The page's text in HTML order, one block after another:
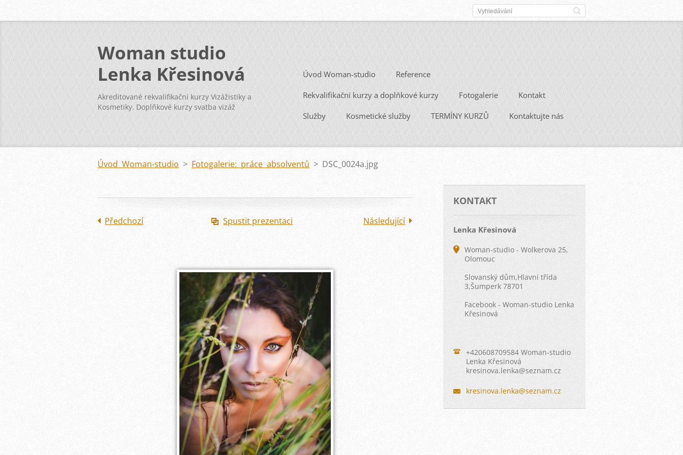
Woman studio
Lenka Křesinová
Akreditované rekvalifikační kurzy Vizážistiky a
Kosmetiky. Doplňkové kurzy svatba vizáž
kosmetika pleť
Úvod Woman-studio Reference
Rekvalifikační kurzy a doplňkové kurzy Fotogalerie Kontakt
Služby Kosmetické služby TERMÍNY KURZŮ Kontaktujte nás
Úvod Woman-studio > Fotogalerie: práce absolventů > DSC_0024a.jpg
Předchozí Spustit prezentaci Následující
KONTAKT
Lenka Křesinová
Woman-studio - Wolkerova 25,
Olomouc
Slovanský dům,Hlavní třída
3,Šumperk 78701
Facebook - Woman-studio Lenka
Křesinová
+420608709584 Woman-studio
Lenka Křesinová
kresinova.lenka@seznam.cz
kresinova.lenka@seznam.cz